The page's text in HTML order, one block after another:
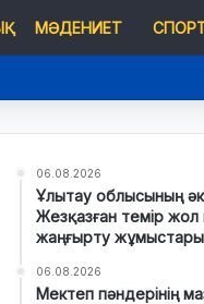
МӘДЕНИЕТ
06.08.2026
Ұлытау облысының
Жезқазған темір жол
жаңғырту
06.08.2026
Мектеп пәндерінің